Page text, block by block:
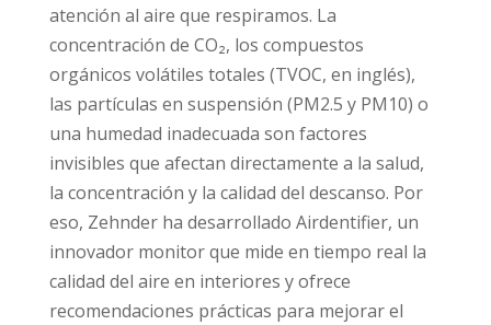
atención al aire que respiramos. La
concentración de CO₂, los compuestos
orgánicos volátiles totales (TVOC, en inglés),
las partículas en suspensión (PM2.5 y PM10) o
una humedad inadecuada son factores
invisibles que afectan directamente a la salud,
la concentración y la calidad del descanso. Por
eso, Zehnder ha desarrollado Airdentifier, un
innovador monitor que mide en tiempo real la
calidad del aire en interiores y ofrece
recomendaciones prácticas para mejorar el